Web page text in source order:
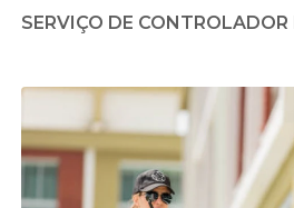
SERVIÇO DE CONTROLADOR